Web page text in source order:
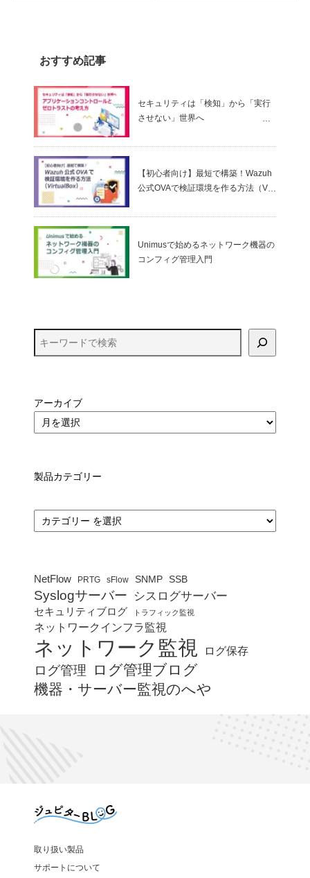
おすすめ記事
セキュリティは「検知」から「実行
させない」世界へ
ゼロトラストの考え方
【初心者向け】最短で構築！Wazuh
公式OVAで検証環境を作る方法（Virt
Unimusで始めるネットワーク機器の
コンフィグ管理入門
アーカイブ
製品カテゴリー
カ
テ
ゴ
NetFlow PRTG sFlow SNMP SSB
Syslogサーバー シスログサーバー
セキュリティブログ トラフィック監視
ネットワークインフラ監視
ネットワーク監視 ログ保存
ログ管理
ログ管理ブログ
機器・サーバー監視のへや
取り扱い製品
サポートについて